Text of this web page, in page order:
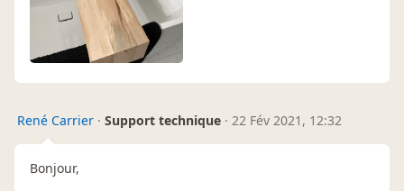
René Carrier · Support technique · 22 Fév 2021, 12:32
Bonjour,